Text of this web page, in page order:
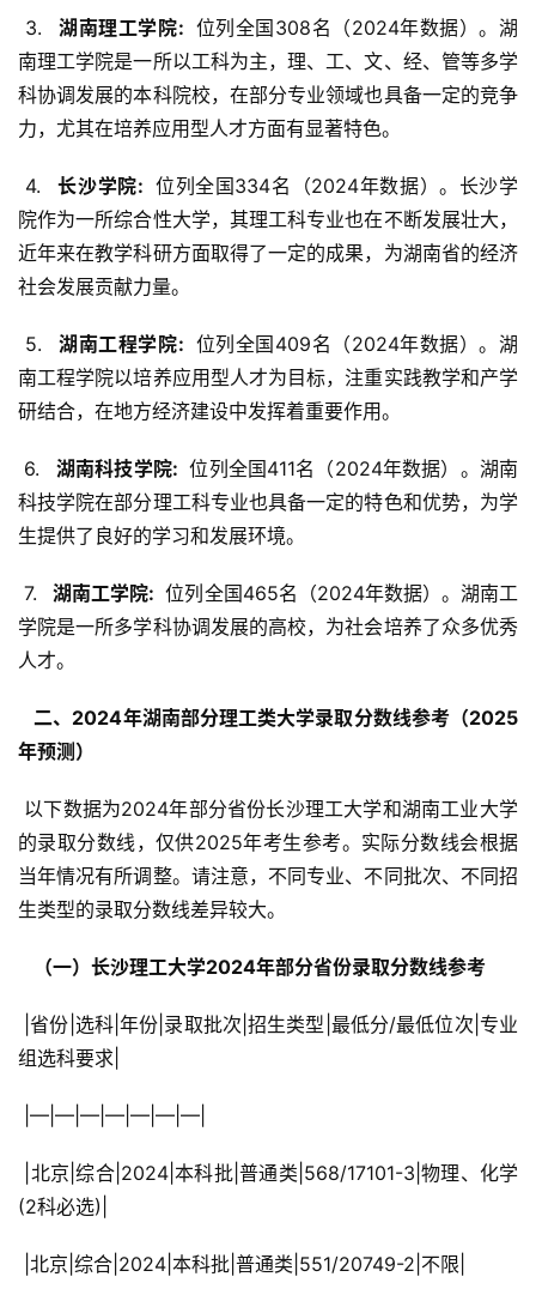
3.
  湖南理工学院:
位列全国308名（2024年数据）。湖
南理工学院是一所以工科为主，理、工、文、经、管等多学
科协调发展的本科院校，在部分专业领域也具备一定的竞争
力，尤其在培养应用型人才方面有显著特色。
4.
  长沙学院:
位列全国334名（2024年数据）。长沙学
院作为一所综合性大学，其理工科专业也在不断发展壮大，
近年来在教学科研方面取得了一定的成果，为湖南省的经济
社会发展贡献力量。
5.
  湖南工程学院:
位列全国409名（2024年数据）。湖
南工程学院以培养应用型人才为目标，注重实践教学和产学
研结合，在地方经济建设中发挥着重要作用。
6.
  湖南科技学院:
位列全国411名（2024年数据）。湖南
科技学院在部分理工科专业也具备一定的特色和优势，为学
生提供了良好的学习和发展环境。
7.
  湖南工学院:
位列全国465名（2024年数据）。湖南工
学院是一所多学科协调发展的高校，为社会培养了众多优秀
人才。
  二、2024年湖南部分理工类大学录取分数线参考（2025
年预测）
的录取分数线，仅供2025年考生参考。实际分数线会根据
当年情况有所调整。请注意，不同专业、不同批次、不同招
生类型的录取分数线差异较大。
  （一）长沙理工大学2024年部分省份录取分数线参考
组选科要求|
|—|—|—|—|—|—|—|
(2科必选)|
|北京|综合|2024|本科批|普通类|551/20749-2|不限|